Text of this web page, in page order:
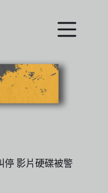
停 影片硬碟被警